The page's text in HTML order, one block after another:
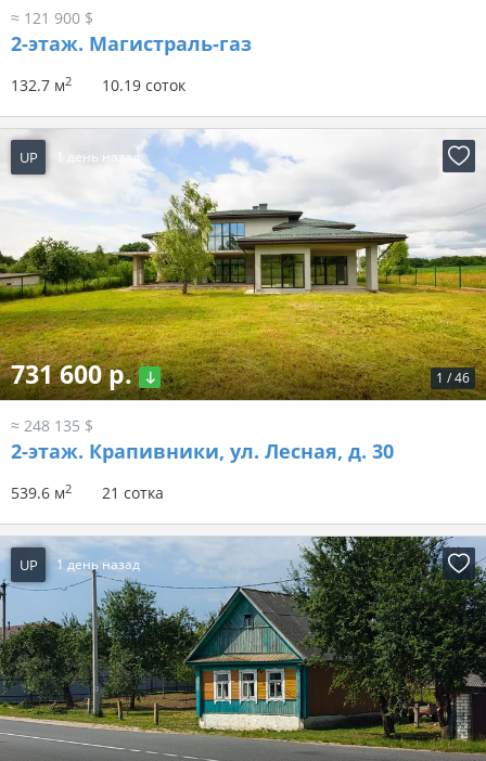
≈ 121 900 $
2-этаж. Магистраль-газ
132.7 м2 10.19 соток
UP 1 день назад
1 /46
731 600 р.
≈ 248 135 $
2-этаж. Крапивники, ул. Лесная, д. 30
539.6 м2 21 сотка
UP 1 день назад